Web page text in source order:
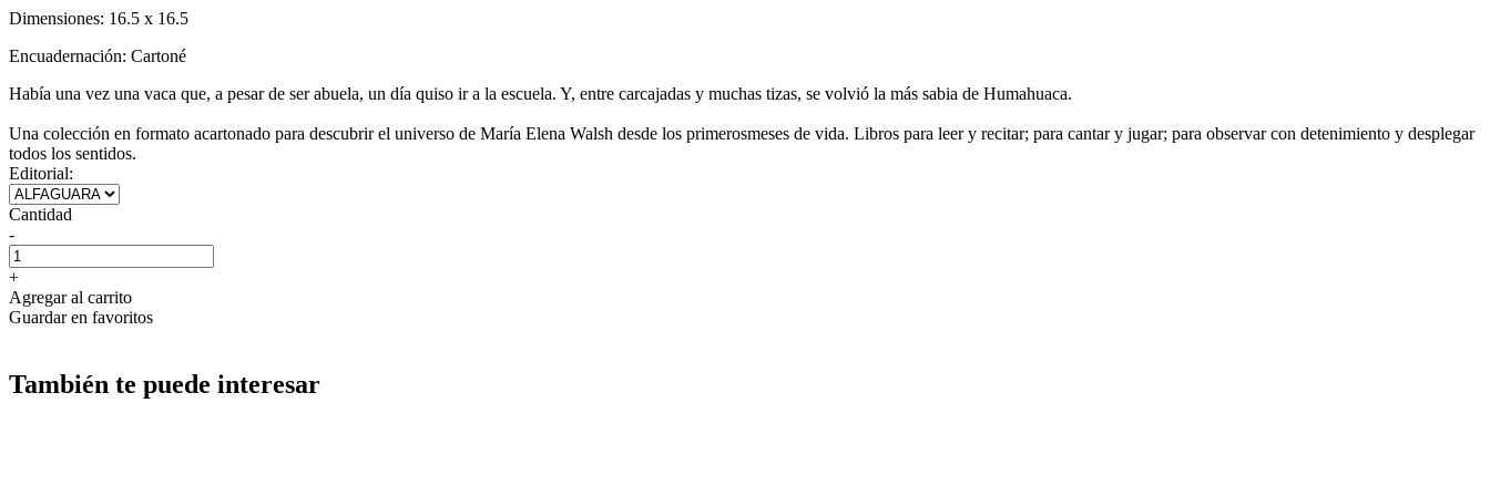
Dimensiones: 16.5 x 16.5
Encuadernación: Cartoné
Había una vez una vaca que, a pesar de ser abuela, un día quiso ir a la escuela. Y, entre carcajadas y muchas tizas, se volvió la más sabia de Humahuaca.
Una colección en formato acartonado para descubrir el universo de María Elena Walsh desde los primerosmeses de vida. Libros para leer y recitar; para cantar y jugar; para observar con detenimiento y desplegar
todos los sentidos.
Editorial:
Cantidad
-
+
Agregar al carrito
Guardar en favoritos
También te puede interesar